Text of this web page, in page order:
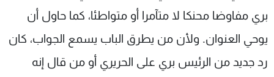
بري مفاوضا محنكا لا متآمرا أو متواطئا، كما حاول أن
يوحي العنوان. ولأن من يطرق الباب يسمع الجواب، كان
رد جديد من الرئيس بري على الحريري أو من قال إنه